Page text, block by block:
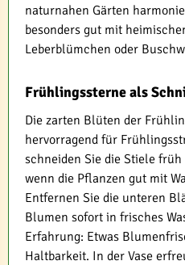
naturnahen Gärten
besonders gut mit
Leberblümchen oder
Frühlingssterne als
Die zarten Blüten der
hervorragend für
schneiden Sie die Stiele
wenn die Pflanzen gut mit
Entfernen Sie die unteren
Blumen sofort in frisches
Erfahrung: Etwas
Haltbarkeit. In der Vase